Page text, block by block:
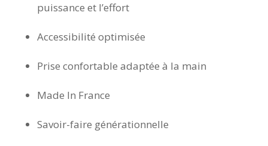
puissance et l’effort
Accessibilité optimisée
Prise confortable adaptée à la main
Made In France
Savoir-faire générationnelle